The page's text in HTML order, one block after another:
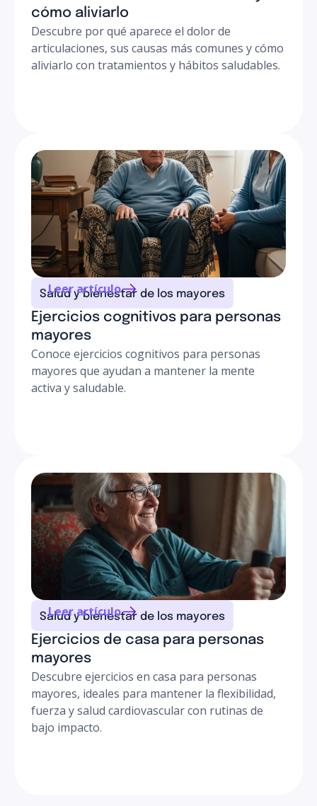
cómo aliviarlo
Descubre por qué aparece el dolor de
articulaciones, sus causas más comunes y cómo
aliviarlo con tratamientos y hábitos saludables.
Salud y bienestar de los mayores
Ejercicios cognitivos para personas
mayores
Conoce ejercicios cognitivos para personas
mayores que ayudan a mantener la mente
activa y saludable.
Leer artículo
Salud y bienestar de los mayores
Ejercicios de casa para personas
mayores
Descubre ejercicios en casa para personas
mayores, ideales para mantener la flexibilidad,
fuerza y salud cardiovascular con rutinas de
bajo impacto.
Leer artículo